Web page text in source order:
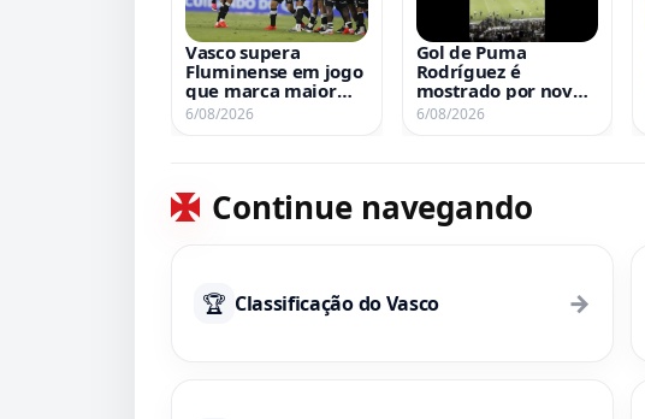
Vasco supera
Fluminense em jogo
que marca maior
público da Copa do
6/08/2026
Gol de Puma
Rodríguez é
mostrado por novo
ângulo
6/08/2026
Continue navegando
🏆 Classificação do Vasco →